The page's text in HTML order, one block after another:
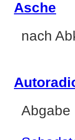
Asche
nach
Abgabe